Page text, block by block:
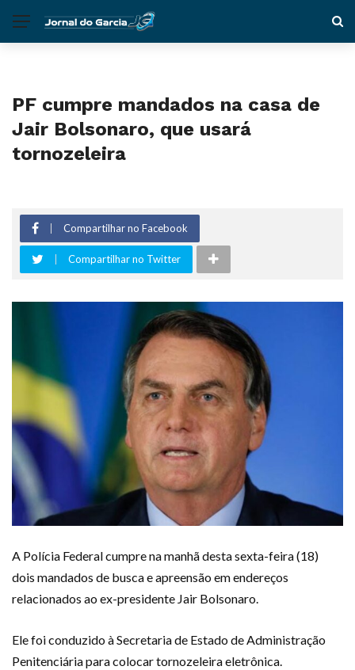
PF cumpre mandados na casa de
Jair Bolsonaro, que usará
tornozeleira
Compartilhar no Facebook
Compartilhar no Twitter
A Polícia Federal cumpre na manhã desta sexta-feira (18)
dois mandados de busca e apreensão em endereços
relacionados ao ex-presidente Jair Bolsonaro.
Ele foi conduzido à Secretaria de Estado de Administração
Penitenciária para colocar tornozeleira eletrônica.